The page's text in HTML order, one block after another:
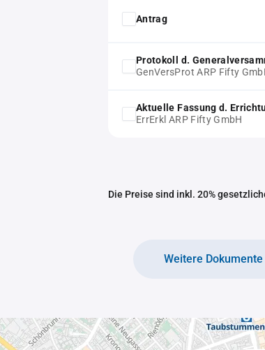
Antrag
Protokoll d.
GenVersProt ARP Fifty
Aktuelle Fassung d.
ErrErkl ARP Fifty GmbH
Die Preise sind inkl. 20%
Weitere